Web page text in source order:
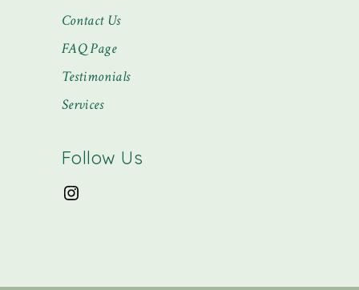
Contact Us
FAQ Page
Testimonials
Services
Follow Us